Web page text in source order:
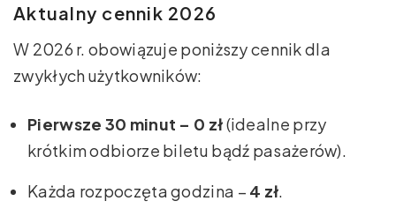
Aktualny cennik 2026
W 2026 r. obowiązuje poniższy cennik dla
zwykłych użytkowników:
Pierwsze 30 minut – 0 zł(idealne przy
krótkim odbiorze biletu bądź pasażerów).
Każda rozpoczęta godzina – 4 zł.